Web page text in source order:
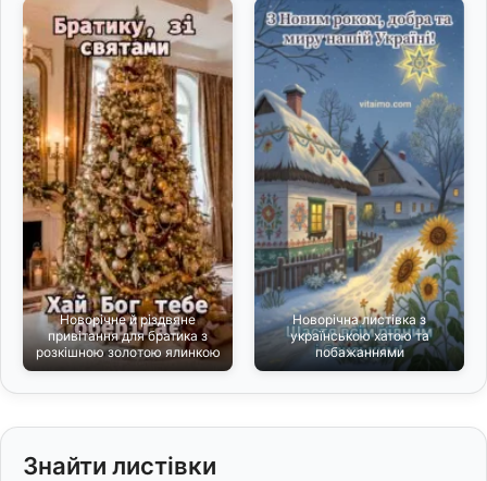
Новорічне й різдвяне
привітання для братика з
розкішною золотою ялинкою
Новорічна листівка з
українською хатою та
побажаннями
Знайти листівки